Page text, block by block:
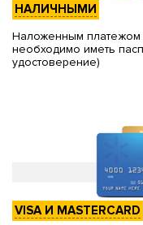
НАЛИЧНЫМИ
Наложенным
необходимо иметь
удостоверение)
VISA И MASTERCARD